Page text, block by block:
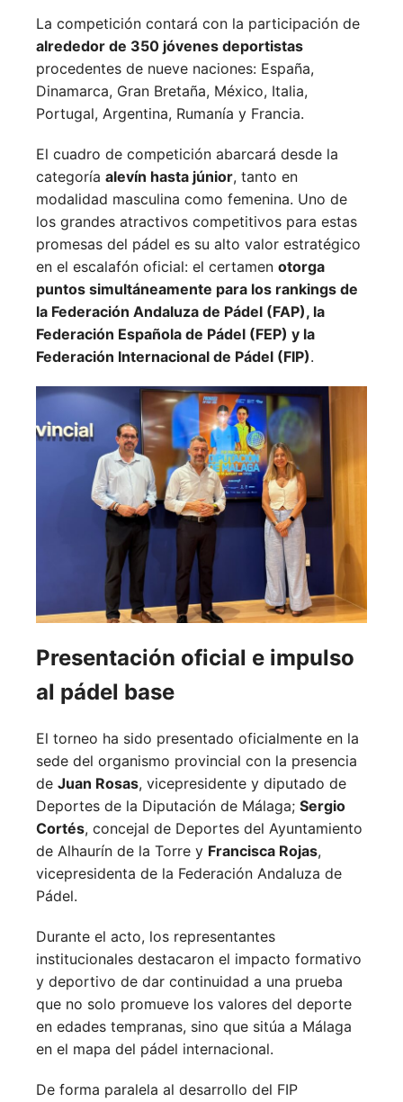
La competición contará con la participación de
alrededor de 350 jóvenes deportistas
procedentes de nueve naciones: España,
Dinamarca, Gran Bretaña, México, Italia,
Portugal, Argentina, Rumanía y Francia.
El cuadro de competición abarcará desde la
categoría alevín hasta júnior, tanto en
modalidad masculina como femenina. Uno de
los grandes atractivos competitivos para estas
promesas del pádel es su alto valor estratégico
en el escalafón oficial: el certamen otorga
puntos simultáneamente para los rankings de
la Federación Andaluza de Pádel (FAP), la
Federación Española de Pádel (FEP) y la
Federación Internacional de Pádel (FIP).
Presentación oficial e impulso
al pádel base
El torneo ha sido presentado oficialmente en la
sede del organismo provincial con la presencia
de Juan Rosas, vicepresidente y diputado de
Deportes de la Diputación de Málaga; Sergio
Cortés, concejal de Deportes del Ayuntamiento
de Alhaurín de la Torre y Francisca Rojas,
vicepresidenta de la Federación Andaluza de
Pádel.
Durante el acto, los representantes
institucionales destacaron el impacto formativo
y deportivo de dar continuidad a una prueba
que no solo promueve los valores del deporte
en edades tempranas, sino que sitúa a Málaga
en el mapa del pádel internacional.
De forma paralela al desarrollo del FIP